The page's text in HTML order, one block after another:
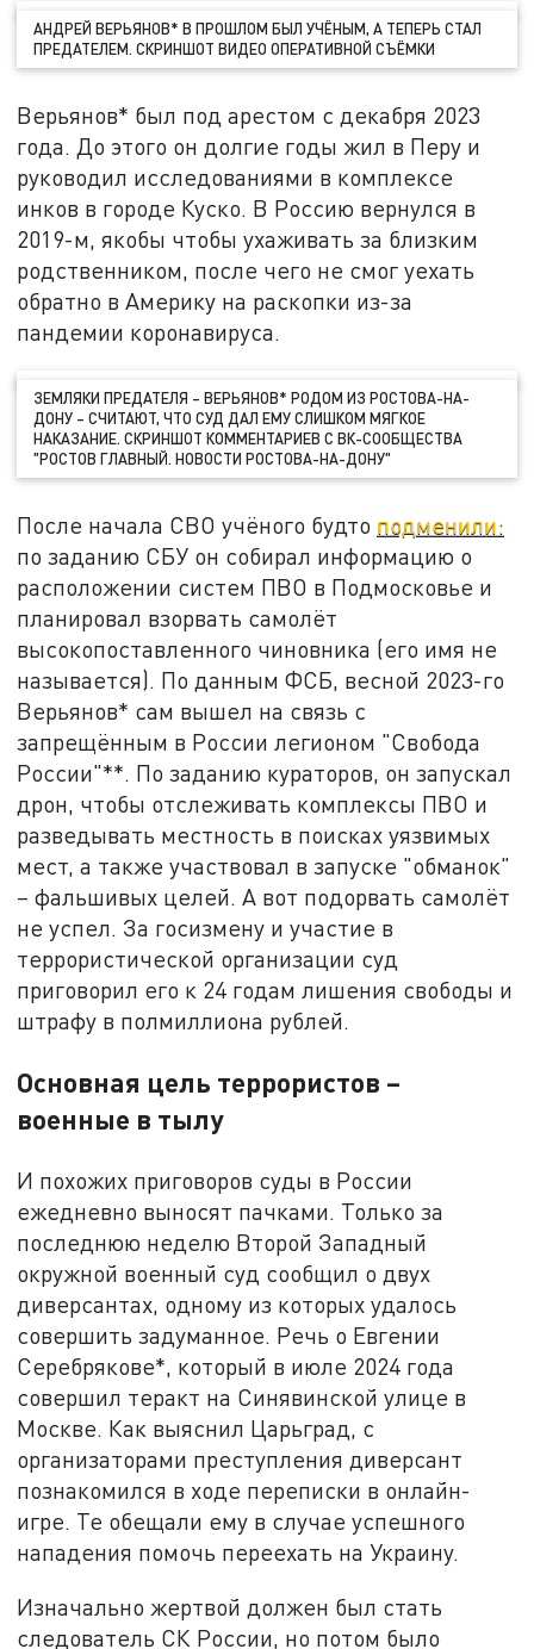
АНДРЕЙ ВЕРЬЯНОВ* В ПРОШЛОМ БЫЛ УЧЁНЫМ, А ТЕПЕРЬ СТАЛ
ПРЕДАТЕЛЕМ. СКРИНШОТ ВИДЕО ОПЕРАТИВНОЙ СЪЁМКИ
Верьянов* был под арестом с декабря 2023
года. До этого он долгие годы жил в Перу и
руководил исследованиями в комплексе
инков в городе Куско. В Россию вернулся в
2019-м, якобы чтобы ухаживать за близким
родственником, после чего не смог уехать
обратно в Америку на раскопки из-за
пандемии коронавируса.
ЗЕМЛЯКИ ПРЕДАТЕЛЯ – ВЕРЬЯНОВ* РОДОМ ИЗ РОСТОВА-НА-
ДОНУ – СЧИТАЮТ, ЧТО СУД ДАЛ ЕМУ СЛИШКОМ МЯГКОЕ
НАКАЗАНИЕ. СКРИНШОТ КОММЕНТАРИЕВ С ВК-СООБЩЕСТВА
"РОСТОВ ГЛАВНЫЙ. НОВОСТИ РОСТОВА-НА-ДОНУ"
После начала СВО учёного будто подменили:
по заданию СБУ он собирал информацию о
расположении систем ПВО в Подмосковье и
планировал взорвать самолёт
высокопоставленного чиновника (его имя не
называется). По данным ФСБ, весной 2023-го
Верьянов* сам вышел на связь с
запрещённым в России легионом "Свобода
России"**. По заданию кураторов, он запускал
дрон, чтобы отслеживать комплексы ПВО и
разведывать местность в поисках уязвимых
мест, а также участвовал в запуске "обманок"
– фальшивых целей. А вот подорвать самолёт
не успел. За госизмену и участие в
террористической организации суд
приговорил его к 24 годам лишения свободы и
штрафу в полмиллиона рублей.
Основная цель террористов –
военные в тылу
И похожих приговоров суды в России
ежедневно выносят пачками. Только за
последнюю неделю Второй Западный
окружной военный суд сообщил о двух
диверсантах, одному из которых удалось
совершить задуманное. Речь о Евгении
Серебрякове*, который в июле 2024 года
совершил теракт на Синявинской улице в
Москве. Как выяснил Царьград, с
организаторами преступления диверсант
познакомился в ходе переписки в онлайн-
игре. Те обещали ему в случае успешного
нападения помочь переехать на Украину.
Изначально жертвой должен был стать
следователь СК России, но потом было